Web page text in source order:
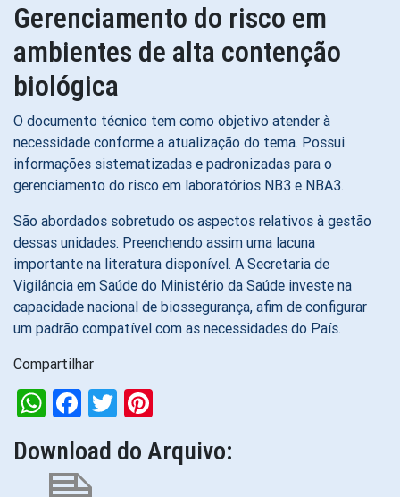
Gerenciamento do risco em
ambientes de alta contenção
biológica
O documento técnico tem como objetivo atender à
necessidade conforme a atualização do tema. Possui
informações sistematizadas e padronizadas para o
gerenciamento do risco em laboratórios NB3 e NBA3.
São abordados sobretudo os aspectos relativos à gestão
dessas unidades. Preenchendo assim uma lacuna
importante na literatura disponível. A Secretaria de
Vigilância em Saúde do Ministério da Saúde investe na
capacidade nacional de biossegurança, afim de configurar
um padrão compatível com as necessidades do País.
Compartilhar
WhatsApp
Facebook
Twitter
Download do Arquivo: